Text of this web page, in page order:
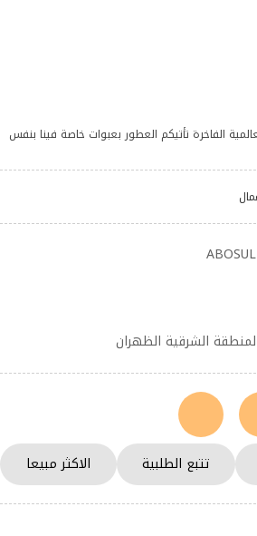
الفاخرة تأتيكم العطور بعبوات خاصة فينا بنفس
الشرقية الظهران
تتبع الطلبية الاكثر مبيعا